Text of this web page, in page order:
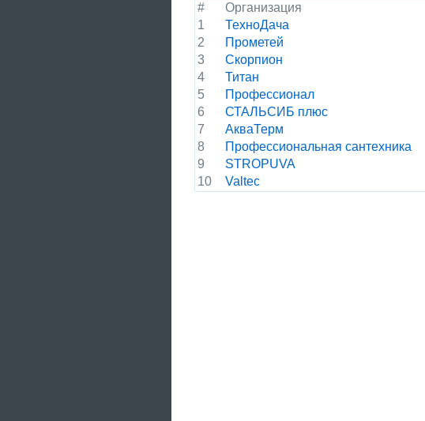
# Организация
1
ТехноДача
2
Прометей
3
Скорпион
4
Титан
5
Профессионал
6
СТАЛЬСИБ плюс
7
АкваТерм
8
Профессиональная сантехника
9
STROPUVA
10
Valtec